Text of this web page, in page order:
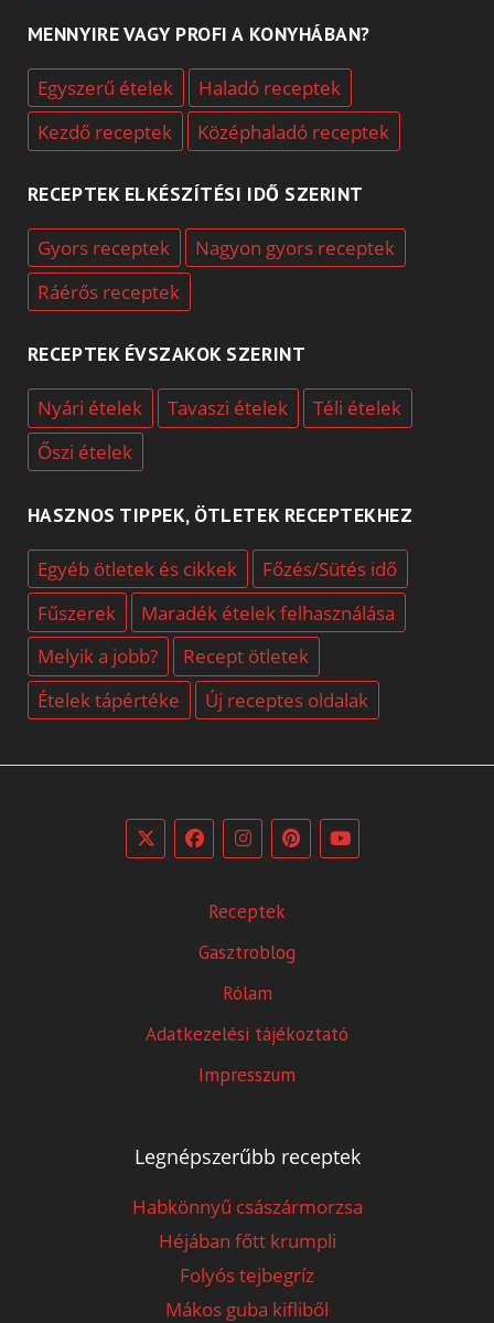
MENNYIRE VAGY PROFI A KONYHÁBAN?
Egyszerű ételek
Haladó receptek
Kezdő receptek
Középhaladó receptek
RECEPTEK ELKÉSZÍTÉSI IDŐ SZERINT
Gyors receptek
Nagyon gyors receptek
Ráérős receptek
RECEPTEK ÉVSZAKOK SZERINT
Nyári ételek Tavaszi ételek
Téli ételek
Őszi ételek
HASZNOS TIPPEK, ÖTLETEK RECEPTEKHEZ
Egyéb ötletek és cikkek
Főzés/Sütés idő
Fűszerek
Maradék ételek felhasználása
Melyik a jobb?
Recept ötletek
Ételek tápértéke
Új receptes oldalak
Receptek
Gasztroblog
Rólam
Adatkezelési tájékoztató
Impresszum
Legnépszerűbb receptek
Habkönnyű császármorzsa
Héjában főtt krumpli
Folyós tejbegríz
Mákos guba kifliből